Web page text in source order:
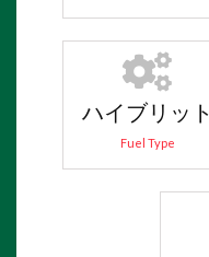
ハイブリット
Fuel Type